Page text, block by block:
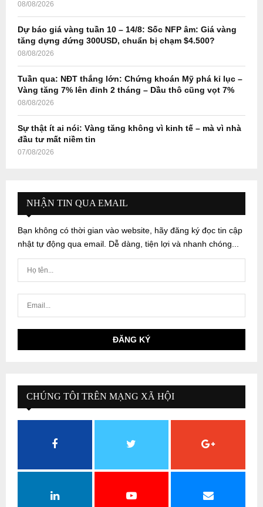
08/08/2026
Dự báo giá vàng tuần 10 – 14/8: Sốc NFP âm: Giá vàng
tăng dựng đứng 300USD, chuẩn bị chạm $4.500?
08/08/2026
Tuần qua: NĐT thắng lớn: Chứng khoán Mỹ phá kỉ lục –
Vàng tăng 7% lên đỉnh 2 tháng – Dầu thô cũng vọt 7%
08/08/2026
Sự thật ít ai nói: Vàng tăng không vì kinh tế – mà vì nhà
đầu tư mất niềm tin
07/08/2026
NHẬN TIN QUA EMAIL
Bạn không có thời gian vào website, hãy đăng ký đọc tin cập
nhật tự động qua email. Dễ dàng, tiện lợi và nhanh chóng...
CHÚNG TÔI TRÊN MẠNG XÃ HỘI